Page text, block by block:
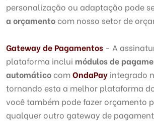
personalização ou adaptação pode
a orçamento com nosso setor de
Gateway de Pagamentos - A
plataforma inclui módulos de
automático comOndaPay integrado
tornando esta a melhor plataforma
você também pode fazer orçamento
qualquer outro gateway de